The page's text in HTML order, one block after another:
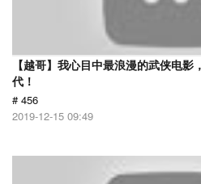
【越哥】我心目中最浪漫的武侠电
代！
# 456
2019-12-15 09:49